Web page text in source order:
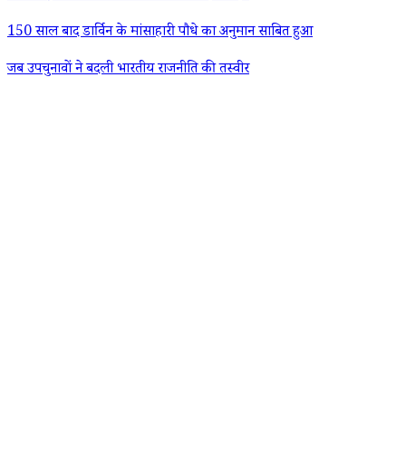
150 साल बाद डार्विन के मांसाहारी पौधे का अनुमान साबित हुआ
जब उपचुनावों ने बदली भारतीय राजनीति की तस्वीर